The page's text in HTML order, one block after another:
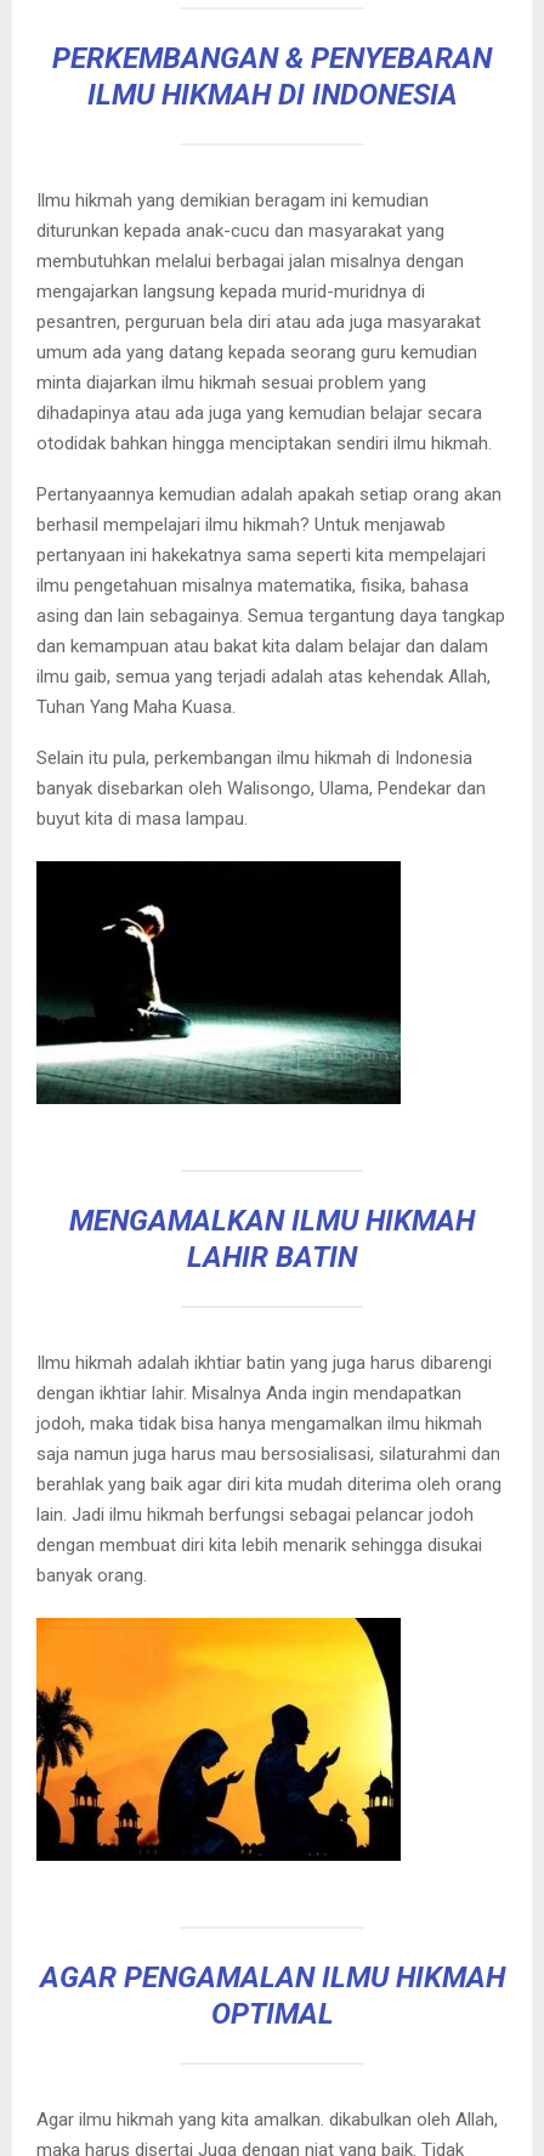
PERKEMBANGAN & PENYEBARAN
ILMU HIKMAH DI INDONESIA
Ilmu hikmah yang demikian beragam ini kemudian
diturunkan kepada anak-cucu dan masyarakat yang
membutuhkan melalui berbagai jalan misalnya dengan
mengajarkan langsung kepada murid-muridnya di
pesantren, perguruan bela diri atau ada juga masyarakat
umum ada yang datang kepada seorang guru kemudian
minta diajarkan ilmu hikmah sesuai problem yang
dihadapinya atau ada juga yang kemudian belajar secara
otodidak bahkan hingga menciptakan sendiri ilmu hikmah.
Pertanyaannya kemudian adalah apakah setiap orang akan
berhasil mempelajari ilmu hikmah? Untuk menjawab
pertanyaan ini hakekatnya sama seperti kita mempelajari
ilmu pengetahuan misalnya matematika, fisika, bahasa
asing dan lain sebagainya. Semua tergantung daya tangkap
dan kemampuan atau bakat kita dalam belajar dan dalam
ilmu gaib, semua yang terjadi adalah atas kehendak Allah,
Tuhan Yang Maha Kuasa.
Selain itu pula, perkembangan ilmu hikmah di Indonesia
banyak disebarkan oleh Walisongo, Ulama, Pendekar dan
buyut kita di masa lampau.
MENGAMALKAN ILMU HIKMAH
LAHIR BATIN
Ilmu hikmah adalah ikhtiar batin yang juga harus dibarengi
dengan ikhtiar lahir. Misalnya Anda ingin mendapatkan
jodoh, maka tidak bisa hanya mengamalkan ilmu hikmah
saja namun juga harus mau bersosialisasi, silaturahmi dan
berahlak yang baik agar diri kita mudah diterima oleh orang
lain. Jadi ilmu hikmah berfungsi sebagai pelancar jodoh
dengan membuat diri kita lebih menarik sehingga disukai
banyak orang.
AGAR PENGAMALAN ILMU HIKMAH
OPTIMAL
Agar ilmu hikmah yang kita amalkan. dikabulkan oleh Allah,
maka harus disertai Juga dengan niat yang baik. Tidak